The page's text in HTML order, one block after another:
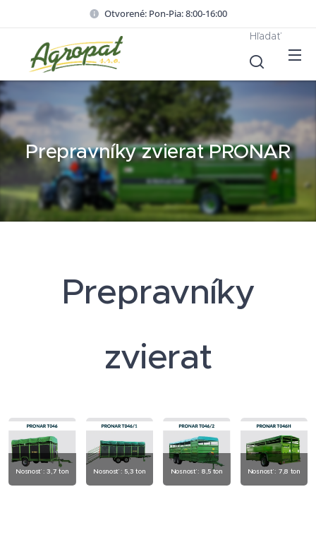
Otvorené: Pon-Pia: 8:00-16:00
Hľadať
Prepravníky zvierat PRONAR
Prepravníky
zvierat
Nosnosť : 3,7 ton Nosnosť : 5,3 ton Nosnosť : 8,5 ton Nosnosť : 7,8 ton